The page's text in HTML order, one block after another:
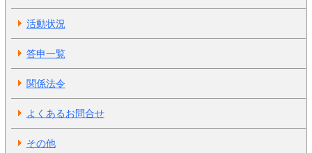
活動状況
答申一覧
関係法令
よくあるお問合せ
その他